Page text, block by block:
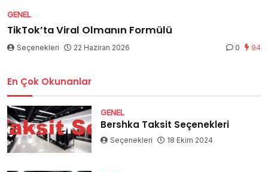
GENEL
TikTok’ta Viral Olmanın Formülü
Seçenekleri 22 Haziran 2026 0 94
En Çok Okunanlar
GENEL
Bershka Taksit Seçenekleri
Seçenekleri 18 Ekim 2024